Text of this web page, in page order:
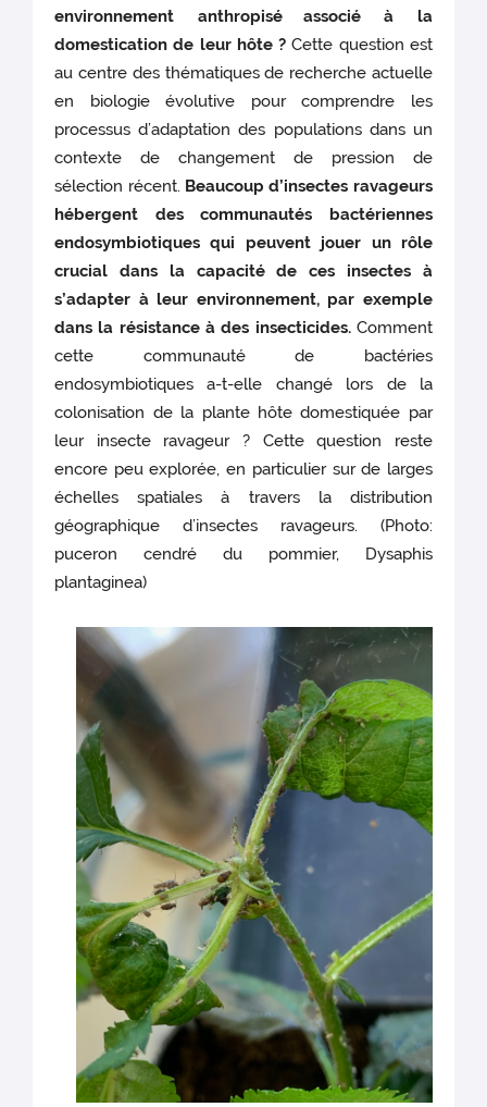
environnement anthropisé
associé à la
domestication de leur hôte ? Cette question est
au centre des thématiques de recherche actuelle
en biologie évolutive pour comprendre les
processus d’adaptation des populations dans un
contexte de changement de pression de
sélection récent. Beaucoup d’insectes ravageurs
hébergent des communautés bactériennes
endosymbiotiques qui peuvent jouer un rôle
crucial dans la capacité de ces insectes à
s’adapter à leur environnement, par exemple
dans la résistance à des insecticides.Comment
cette communauté de bactéries
endosymbiotiques a-t-elle changé lors de la
colonisation de la plante hôte domestiquée par
leur insecte ravageur ?
Cette question reste
encore peu explorée, en particulier sur de larges
échelles spatiales à travers la distribution
géographique d’insectes ravageurs. (Photo:
puceron cendré du pommier, Dysaphis
plantaginea)